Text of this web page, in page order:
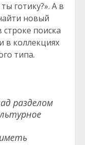
готику?». А в
новый
строке поиска
в коллекциях
типа.
разделом